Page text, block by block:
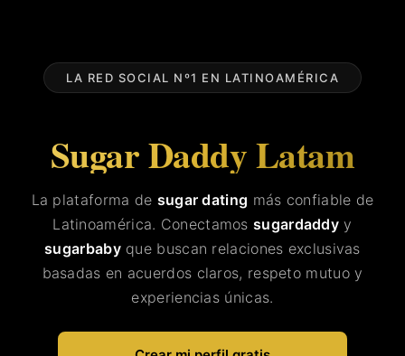
LA RED SOCIAL Nº1 EN LATINOAMÉRICA
Sugar Daddy Latam
La plataforma de sugar dating más confiable de
Latinoamérica. Conectamossugardaddy y
sugarbabyque buscan relaciones exclusivas
basadas en acuerdos claros, respeto mutuo y
experiencias únicas.